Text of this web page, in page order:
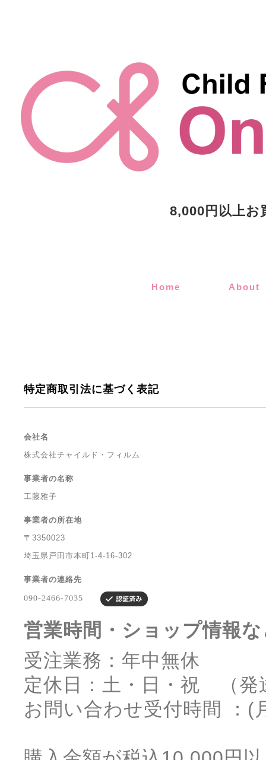
8,000円以上お
Home About
特定商取引法に基づく表記
会社名
株式会社チャイルド・フィルム
事業者の名称
工藤雅子
事業者の所在地
〒3350023
埼玉県戸田市本町1-4-16-302
事業者の連絡先
営業時間・ショップ情報
受注業務：年中無休
定休日：土・日・祝 （発
お問い合わせ受付時間